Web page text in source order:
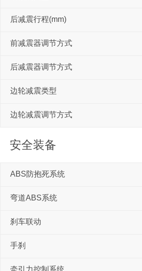
后减震行程(mm)
前减震器调节方式
后减震器调节方式
边轮减震类型
边轮减震调节方式
安全装备
ABS防抱死系统
弯道ABS系统
刹车联动
手刹
牵引力控制系统